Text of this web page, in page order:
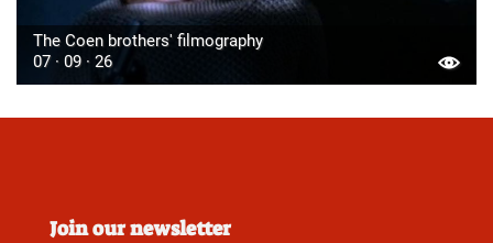
The Coen brothers' filmography
07 · 09 · 26
Join our newsletter